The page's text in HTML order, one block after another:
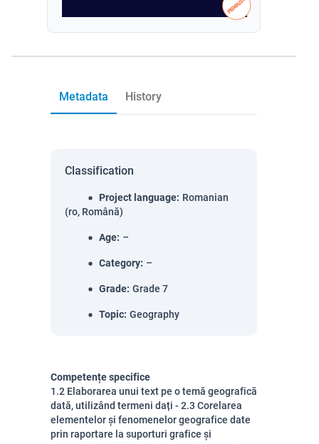
Metadata History
Classification
Project language: Romanian
(ro, Română)
Age: –
Category: –
Grade: Grade 7
Topic: Geography
Competențe specifice
1.2 Elaborarea unui text pe o temă geografică
dată, utilizând termeni dați - 2.3 Corelarea
elementelor și fenomenelor geografice date
prin raportare la suporturi grafice și